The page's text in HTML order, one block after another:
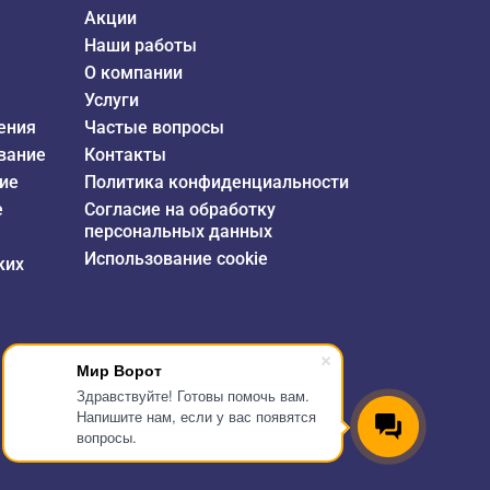
Мир Ворот
Здравствуйте! Готовы помочь вам.
Напишите нам, если у вас появятся
вопросы.
Акции
Наши работы
О компании
Услуги
Частые вопросы
Контакты
Политика конфиденциальности
Согласие на обработку
персональных данных
Использование cookie